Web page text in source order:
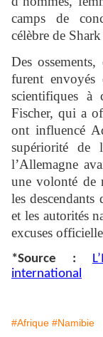
camps de
célèbre de
Des
furent envoyés
scientifiques à
Fischer, qui a
ont influencé
supériorité de
l’Allemagne
une volonté de
les
et les autorités
excuses
*Source :
international
#Afrique #Namibie